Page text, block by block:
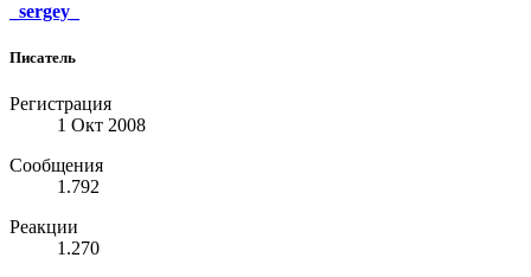
_sergey_
Писатель
Регистрация
1 Окт 2008
Сообщения
1.792
Реакции
1.270